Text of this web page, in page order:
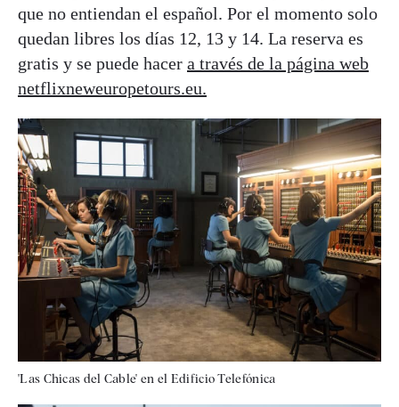
que no entiendan el español. Por el momento solo
quedan libres los días 12, 13 y 14. La reserva es
gratis y se puede hacer a través de la página web
netflixneweuropetours.eu.
'Las Chicas del Cable' en el Edificio Telefónica